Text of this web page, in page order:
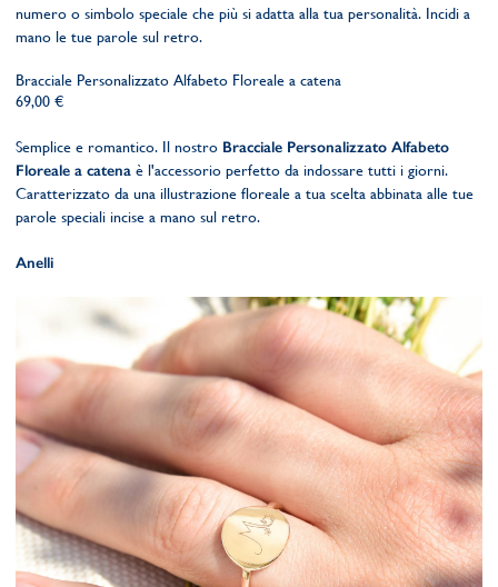
numero o simbolo speciale che più si adatta alla tua personalità. Incidi a
mano le tue parole sul retro.
Bracciale Personalizzato Alfabeto Floreale a catena
69,00 €
Semplice e romantico. Il nostro Bracciale Personalizzato Alfabeto
Floreale a catena è l'accessorio perfetto da indossare tutti i giorni.
Caratterizzato da una illustrazione floreale a tua scelta abbinata alle tue
parole speciali incise a mano sul retro.
Anelli